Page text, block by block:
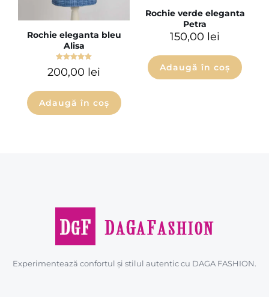
Rochie eleganta bleu
Alisa
5.00
din 5
200,00 lei
Adaugă în coș
Rochie verde eleganta
Petra
150,00 lei
Adaugă în coș
Experimentează confortul și stilul autentic cu DAGA FASHION.